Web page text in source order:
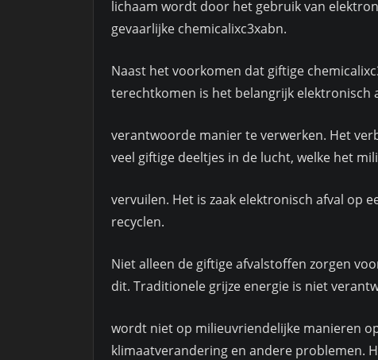
lichaam wordt door het gebruik van
gevaarlijke chemicalixc3xabn.
Naast het voorkomen dat giftige
terechtkomen is het belangrijk elektronisch
verantwoorde manier te verwerken. Het
veel giftige deeltjes in de lucht, welke het
vervuilen. Het is zaak elektronisch afval op
recyclen.
Niet alleen de giftige afvalstoffen zorgen
dit. Traditionele grijze energie is niet
wordt niet op milieuvriendelijke manieren
klimaatverandering en andere problemen.